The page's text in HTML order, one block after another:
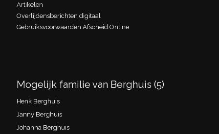
Artikelen
Overlijdensberichten digitaal
Gebruiksvoorwaarden Afscheid.Online
Mogelijk familie van Berghuis (5)
Henk Berghuis
Janny Berghuis
Johanna Berghuis